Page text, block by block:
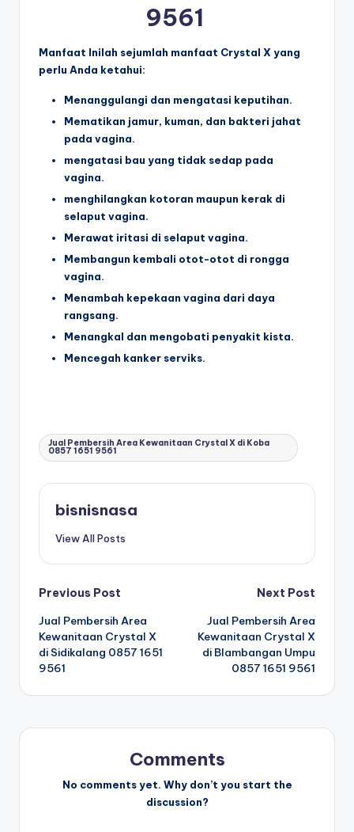
9561
Manfaat Inilah sejumlah manfaat Crystal X yang
perlu Anda ketahui:
Menanggulangi dan mengatasi keputihan.
Mematikan jamur, kuman, dan bakteri jahat
pada vagina.
mengatasi bau yang tidak sedap pada
vagina.
menghilangkan kotoran maupun kerak di
selaput vagina.
Merawat iritasi di selaput vagina.
Membangun kembali otot-otot di rongga
vagina.
Menambah kepekaan vagina dari daya
rangsang.
Menangkal dan mengobati penyakit kista.
Mencegah kanker serviks.
Tags:
Jual Pembersih Area Kewanitaan Crystal X di Koba
0857 1651 9561
bisnisnasa
View All Posts
P
o
s
t
n
Previous Post
Jual Pembersih Area
Kewanitaan Crystal X
di Sidikalang 0857 1651
9561
Next Post
Jual Pembersih Area
Kewanitaan Crystal X
di Blambangan Umpu
0857 1651 9561
Comments
No comments yet. Why don’t you start the
discussion?